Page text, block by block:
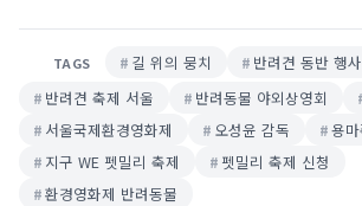
TAGS 길 위의 뭉치 반려견 동반 행사
반려견 축제 서울
반려동물 야외상영회
서울국제환경영화제
오성윤 감독
용
지구 WE 펫밀리 축제
펫밀리 축제 신청
환경영화제 반려동물